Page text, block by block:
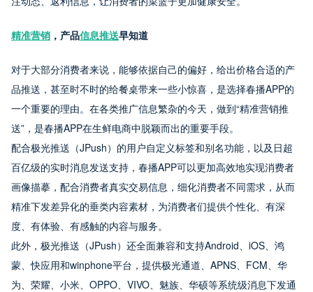
精准营销 ，产品信息推送早知道
对于大部分消费者来说，能够依据自己的偏好，给出价格合适的产
品推送，甚至时不时的给餐桌带来一些小惊喜，是选择春播APP的
一个重要的理由。在各类推广信息繁杂的今天，做到“精准营销推
送”，是春播APP在生鲜电商中脱颖而出的重要手段。
配合极光推送（JPush）的用户自定义标签和别名功能，以及日超
百亿级的实时消息发送支持，春播APP可以更加高效地实现消费者
画像描摹，配合消费者真实交易信息，细化消费者不同需求，从而
精准下发差异化的垂类内容素材，为消费者们提供个性化、有深
度、有体验、有感触的内容与服务。
此外，极光推送（JPush）还全面兼容和支持Android、iOS、鸿
蒙、快应用和winphone平台，提供极光通道、APNS、FCM、华
为、荣耀、小米、OPPO、VIVO、魅族、华硕等系统级消息下发通